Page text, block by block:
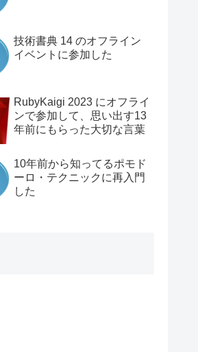
技術書典 14 のオフライン
イベントに参加した
RubyKaigi 2023 にオフライ
ンで参加して、思い出す13
年前にもらった大切な言葉
10年前から知ってるポモド
ーロ・テクニックに再入門
した